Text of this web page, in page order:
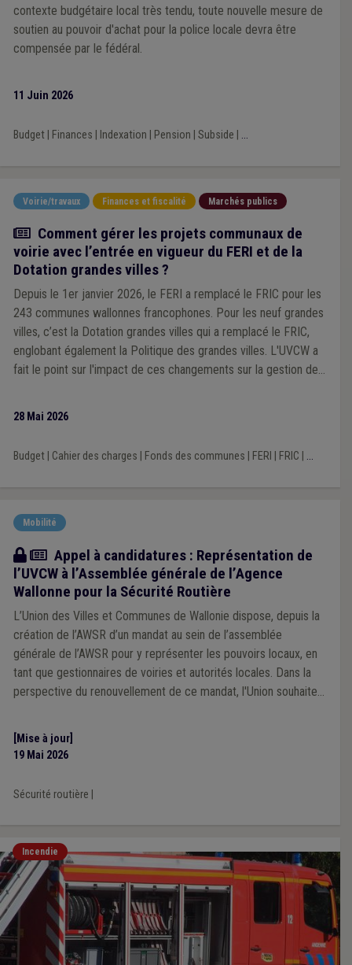
contexte budgétaire local très tendu, toute nouvelle mesure de
soutien au pouvoir d'achat pour la police locale devra être
compensée par le fédéral.
11 Juin 2026
Budget| Finances Indexation Pension Subside ...
Voirie/travaux Finances et fiscalité Marchés publics
Article
Comment gérer les projets communaux de
voirie avec l’entrée en vigueur du FERI et de la
Dotation grandes villes ?
Depuis le 1er janvier 2026, le FERI a remplacé le FRIC pour les
243 communes wallonnes francophones. Pour les neuf grandes
villes, c’est la Dotation grandes villes qui a remplacé le FRIC,
englobant également la Politique des grandes villes. L'UVCW a
fait le point sur l'impact de ces changements sur la gestion des
28 Mai 2026
Budget| Cahier des charges Fonds des communes FERI FRIC ...
Mobilité
Actualité
Appel à candidatures : Représentation de
l’UVCW à l’Assemblée générale de l’Agence
Wallonne pour la Sécurité Routière
L’Union des Villes et Communes de Wallonie dispose, depuis la
création de l’AWSR d’un mandat au sein de l’assemblée
générale de l’AWSR pour y représenter les pouvoirs locaux, en
tant que gestionnaires de voiries et autorités locales. Dans la
perspective du renouvellement de ce mandat, l'Union souhaite
dynamiques de sécurité routière.
[Mise à jour]
19 Mai 2026
Sécurité routière
Incendie